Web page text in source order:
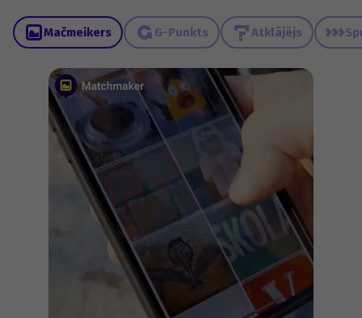
Mačmeikers G-Punkts Atklājējs